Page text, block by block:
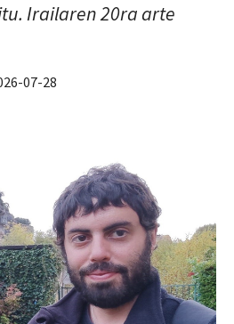
Irailaren 20ra arte
07-28